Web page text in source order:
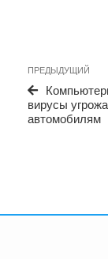
по
записям
Предыдущая
запись
ПРЕДЫДУЩИЙ
вирусы
автомобилям